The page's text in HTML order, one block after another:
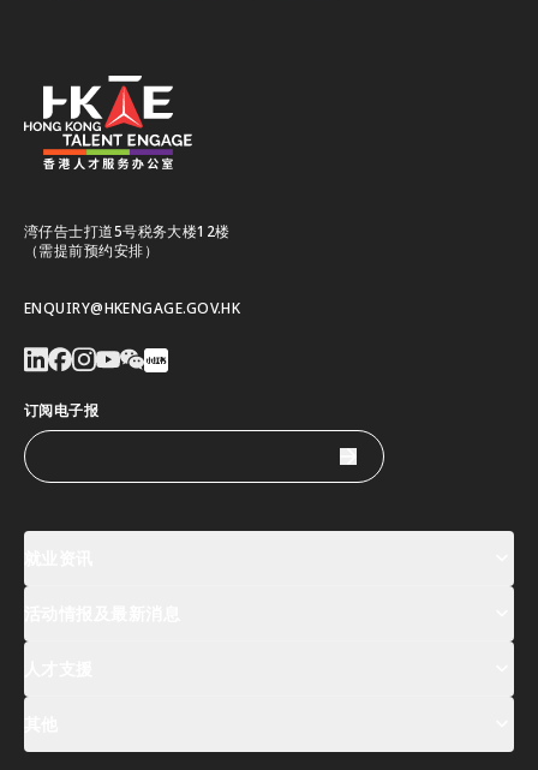
湾仔告士打道5号税务大楼12楼
（需提前预约安排）
ENQUIRY@HKENGAGE.GOV.HK
订阅电子报
薪酬指数
全球人才高峰会周
联络我们